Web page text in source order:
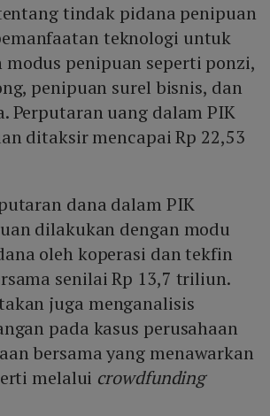
tindak pidana penipuan
teknologi untuk
modus penipuan seperti ponzi,
penipuan surel bisnis, dan
Perputaran uang dalam PIK
ditaksir mencapai Rp 22,53
dana dalam PIK
dilakukan dengan modu
oleh koperasi dan tekfin
senilai Rp 13,7 triliun.
juga menganalisis
pada kasus perusahaan
bersama yang menawarkan
melalui crowdfunding